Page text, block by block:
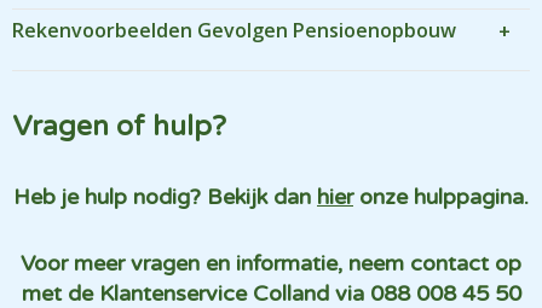
Rekenvoorbeelden Gevolgen Pensioenopbouw
Vragen of hulp?
Heb je hulp nodig? Bekijk dan hieronze hulppagina.
Voor meer vragen en informatie, neem contact op
met de Klantenservice Colland via 088 008 45 50